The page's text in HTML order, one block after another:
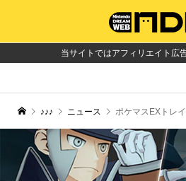
当サイトではアフィリエイト広
♪♪♪ ニュース ポケマスEXトレイン出発！『ポケモンマス